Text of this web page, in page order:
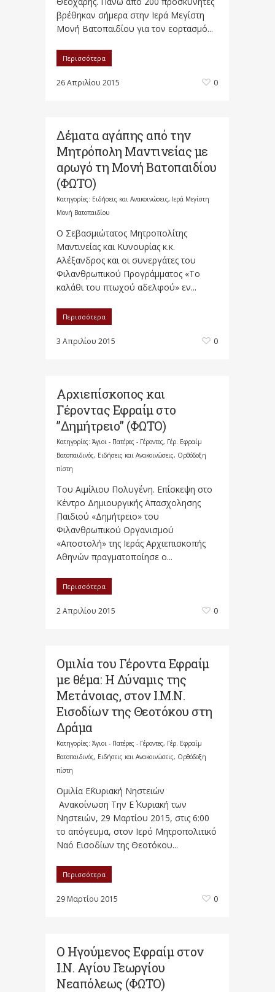
βρέθηκαν σήμερα στην Ιερά Μεγίστη
Μονή Βατοπαιδίου για τον εορτασμό...
Περισσότερα
26 Απριλίου 2015 0
Δέματα αγάπης από την
Μητρόπολη Μαντινείας με
αρωγό τη Μονή Βατοπαιδίου
(ΦΩΤΟ)
Κατηγορίες: Ειδήσεις και Ανακοινώσεις, Ιερά Μεγίστη
Μονή Βατοπαιδίου
Ο Σεβασμιώτατος Μητροπολίτης
Μαντινείας και Κυνουρίας κ.κ.
Αλέξανδρος και οι συνεργάτες του
Φιλανθρωπικού Προγράμματος «Το
καλάθι του πτωχού αδελφού» εν...
Περισσότερα
3 Απριλίου 2015 0
Αρχιεπίσκοπος και
Γέροντας Εφραίμ στο
”Δημήτρειο” (ΦΩΤΟ)
Κατηγορίες: Άγιοι - Πατέρες - Γέροντες, Γέρ. Εφραίμ
Βατοπαιδινός, Ειδήσεις και Ανακοινώσεις, Ορθόδοξη
πίστη
Του Αιμίλιου Πολυγένη. Επίσκεψη στο
Κέντρο Δημιουργικής Απασχολησης
Παιδιού «Δημήτρειο» του
Φιλανθρωπικού Οργανισμού
«Αποστολή» της Ιεράς Αρχιεπισκοπής
Αθηνών πραγματοποίησε ο...
Περισσότερα
2 Απριλίου 2015 0
Ομιλία του Γέροντα Εφραίμ
με θέμα: Η Δύναμις της
Μετάνοιας, στον Ι.Μ.Ν.
Εισοδίων της Θεοτόκου στη
Δράμα
Κατηγορίες: Άγιοι - Πατέρες - Γέροντες, Γέρ. Εφραίμ
Βατοπαιδινός, Ειδήσεις και Ανακοινώσεις, Ορθόδοξη
πίστη
Ομιλία Ε΄Κυριακή Νηστειών
Ανακοίνωση Την Ε΄ Κυριακή των
Νηστειών, 29 Μαρτίου 2015, στις 6:00
το απόγευμα, στον Ιερό Μητροπολιτικό
Ναό Εισοδίων της Θεοτόκου...
Περισσότερα
29 Μαρτίου 2015 0
Ο Ηγούμενος Εφραίμ στον
Ι.Ν. Αγίου Γεωργίου
Νεαπόλεως (ΦΩΤΟ)